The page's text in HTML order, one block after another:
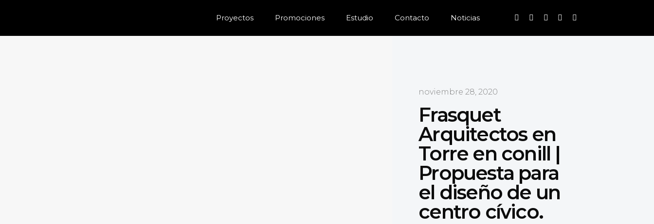
Proyectos Promociones Estudio Contacto Noticias
noviembre 28, 2020
Frasquet
Arquitectos en
Torre en conill |
Propuesta para
el diseño de un
centro cívico.